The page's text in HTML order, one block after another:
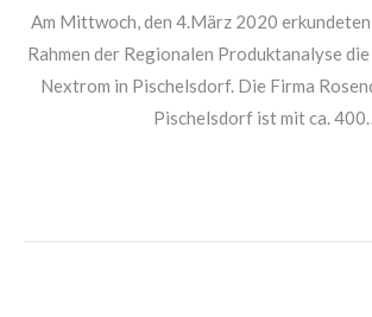
Am Mittwoch, den 4.März 2020 erkundeten
Rahmen der Regionalen Produktanalyse
Nextrom in Pischelsdorf. Die Firma
Pischelsdorf ist mit ca.